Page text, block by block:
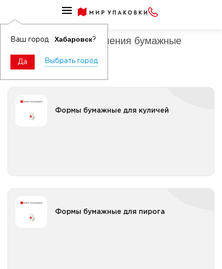
Ваш город Хабаровск?
Да Выбрать город
Формы для приготовления бумажные
Формы бумажные для куличей
Формы бумажные для пирога